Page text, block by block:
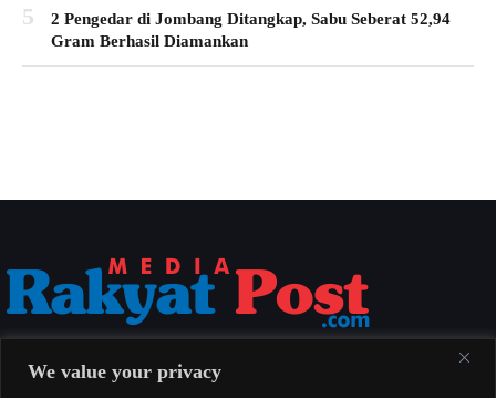
We value your privacy
5
2 Pengedar di Jombang Ditangkap, Sabu Seberat 52,94
Gram Berhasil Diamankan
berimbang untuk seluruh masyarakat Indonesia.